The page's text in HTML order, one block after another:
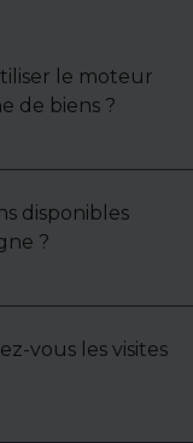
le moteur
de biens ?
à une liste de
disponibles
?
:
pour y
vous les visites